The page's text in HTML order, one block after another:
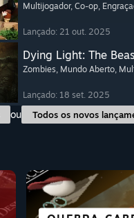
Multijogador, Co-op,
Lançado: 21 out. 2025
Dying Light: The
Zombies, Mundo Aberto,
Lançado: 18 set. 2025
ou Todos os novos
FICÇÃO